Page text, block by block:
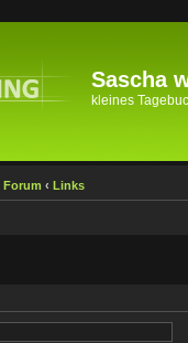
Sascha
kleines
Forum ‹ Links